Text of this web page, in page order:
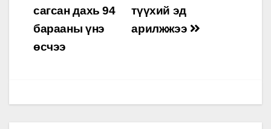
түүхий эд
арилжжээ
сагсан дахь 94
барааны үнэ
өсчээ